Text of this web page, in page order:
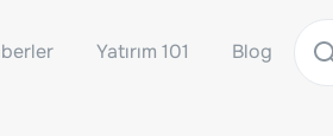
Yatırım 101 Blog